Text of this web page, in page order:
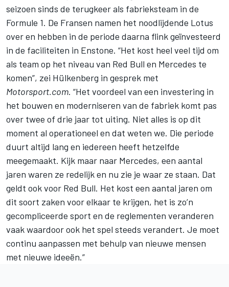
seizoen sinds de terugkeer als fabrieksteam in de
Formule 1. De Fransen namen het noodlijdende Lotus
over en hebben in de periode daarna flink geïnvesteerd
in de faciliteiten in Enstone. “Het kost heel veel tijd om
als team op het niveau van Red Bull en Mercedes te
komen”, zei Hülkenberg in gesprek met
Motorsport.com. “Het voordeel van een investering in
het bouwen en moderniseren van de fabriek komt pas
over twee of drie jaar tot uiting. Niet alles is op dit
moment al operationeel en dat weten we. Die periode
duurt altijd lang en iedereen heeft hetzelfde
meegemaakt. Kijk maar naar Mercedes, een aantal
jaren waren ze redelijk en nu zie je waar ze staan. Dat
geldt ook voor Red Bull. Het kost een aantal jaren om
dit soort zaken voor elkaar te krijgen, het is zo’n
gecompliceerde sport en de reglementen veranderen
vaak waardoor ook het spel steeds verandert. Je moet
continu aanpassen met behulp van nieuwe mensen
met nieuwe ideeën.”